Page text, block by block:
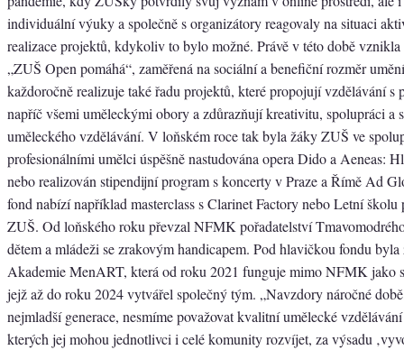
individuální výuky a společně s organizátory reagovaly na situaci
realizace projektů, kdykoliv to bylo možné. Právě v této době vznikla
„ZUŠ Open pomáhá“, zaměřená na sociální a benefiční rozměr
každoročně realizuje také řadu projektů, které propojují vzdělávání s
napříč všemi uměleckými obory a zdůrazňují kreativitu, spolupráci a
uměleckého vzdělávání. V loňském roce tak byla žáky ZUŠ ve
profesionálními umělci úspěšně nastudována opera Dido a Aeneas:
nebo realizován stipendijní program s koncerty v Praze a Římě Ad
fond nabízí například masterclass s Clarinet Factory nebo Letní školu
ZUŠ. Od loňského roku převzal NFMK pořadatelství
dětem a mládeži se zrakovým handicapem. Pod hlavičkou fondu byla
Akademie MenART, která od roku 2021 funguje mimo NFMK jako
jejž až do roku 2024 vytvářel společný tým. „Navzdory náročné
nejmladší generace, nesmíme považovat kvalitní umělecké
kterých jej mohou jednotlivci i celé komunity rozvíjet, za výsadu